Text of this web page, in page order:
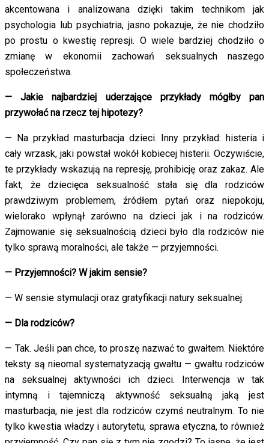
akcentowana i analizowana dzięki takim technikom jak
psychologia lub psychiatria, jasno pokazuje, że nie chodziło
po prostu o kwestię represji. O wiele bardziej chodziło o
zmianę w ekonomii zachowań seksualnych naszego
społeczeństwa.
— Jakie najbardziej uderzające przykłady mógłby pan
przywołać na rzecz tej hipotezy?
— Na przykład masturbacja dzieci. Inny przykład: histeria i
cały wrzask, jaki powstał wokół kobiecej histerii. Oczywiście,
te przykłady wskazują na represję, prohibicję oraz zakaz. Ale
fakt, że dziecięca seksualność stała się dla rodziców
prawdziwym problemem, źródłem pytań oraz niepokoju,
wielorako wpłynął zarówno na dzieci jak i na rodziców.
Zajmowanie się seksualnością dzieci było dla rodziców nie
tylko sprawą moralności, ale także — przyjemności.
— Przyjemności? W jakim sensie?
— W sensie stymulacji oraz gratyfikacji natury seksualnej.
— Dla rodziców?
— Tak. Jeśli pan chce, to proszę nazwać to gwałtem. Niektóre
teksty są nieomal systematyzacją gwałtu — gwałtu rodziców
na seksualnej aktywności ich dzieci. Interwencja w tak
intymną i tajemniczą aktywność seksualną jaką jest
masturbacja, nie jest dla rodziców czymś neutralnym. To nie
tylko kwestia władzy i autorytetu, sprawa etyczna, to również